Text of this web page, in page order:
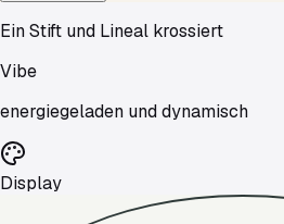
Ein Stift und Lineal krossiert
Vibe
energiegeladen und dynamisch
Display